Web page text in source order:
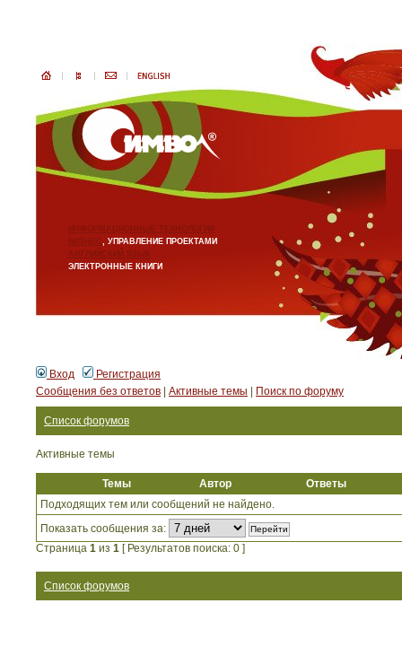
ИНФОРМАЦИОННЫЕ ТЕХНОЛОГИИ
БИЗНЕС, УПРАВЛЕНИЕ ПРОЕКТАМИ
АНГЛИЙСКИЙ ЯЗЫК
ЭЛЕКТРОННЫЕ КНИГИ
Вход
Регистрация
Сообщения без ответов
Активные темы Поиск по форуму
Список форумов
Активные темы
Темы Автор
Ответы
Подходящих тем или сообщений не найдено.
Показать сообщения за:
Страница 1 из 1 [ Результатов поиска: 0 ]
Список форумов